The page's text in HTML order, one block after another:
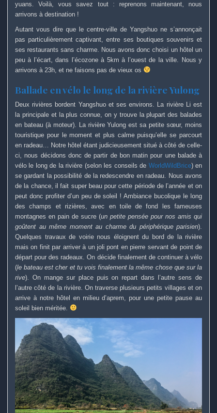
yuans. Voilà, vous savez tout : reprenons maintenant, nous
arrivons à destination !
Autant vous dire que le centre-ville de Yangshuo ne s’annonçait
pas particulièrement captivant, entre ses boutiques souvenirs et
ses restaurants sans charme. Nous avons donc choisi un hôtel un
peu à l’écart, dans l’écozone à 5km à l’ouest de la ville. Nous y
arrivons à 23h, et ne faisons pas de vieux os
Ballade en vélo le long de la rivière Yulong
Deux rivières bordent Yangshuo et ses environs. La rivière Li est
la principale et la plus connue, on y trouve la plupart des balades
en bateau (à moteur). La rivière Yulong est sa petite sœur, moins
touristique pour le moment et plus calme puisqu’elle se parcourt
en radeau… Notre hôtel étant judicieusement situé à côté de celle-
ci, nous décidons donc de partir de bon matin pour une balade à
vélo le long de la rivière (selon les conseils de WorldWildBrice) en
se gardant la possibilité de la redescendre en radeau. Nous avons
de la chance, il fait super beau pour cette période de l’année et on
peut donc profiter d’un peu de soleil ! Ambiance bucolique le long
des champs et rizières, avec en toile de fond les fameuses
montagnes en pain de sucre (un petite pensée pour nos amis qui
goûtent au même moment au charme du périphérique parisien).
Quelques travaux de voirie nous éloignent du bord de la rivière
mais on finit par arriver à un joli pont en pierre servant de point de
départ pour des radeaux. On décide finalement de continuer à vélo
(le bateau est cher et tu vois finalement la même chose que sur la
rive). On mange sur place puis on repart dans l’autre sens de
l’autre côté de la rivière. On traverse plusieurs petits villages et on
arrive à notre hôtel en milieu d’aprem, pour une petite pause au
soleil bien méritée.